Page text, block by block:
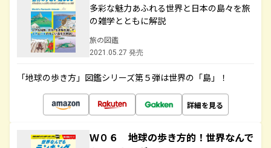
多彩な魅力あふれる世界と日本の島々を旅
の雑学とともに解説
旅の図鑑
2021.05.27 発売
「地球の歩き方」図鑑シリーズ第５弾は世界の「島」！
詳細を見る
Ｗ０６ 地球の歩き方的！世界なんで